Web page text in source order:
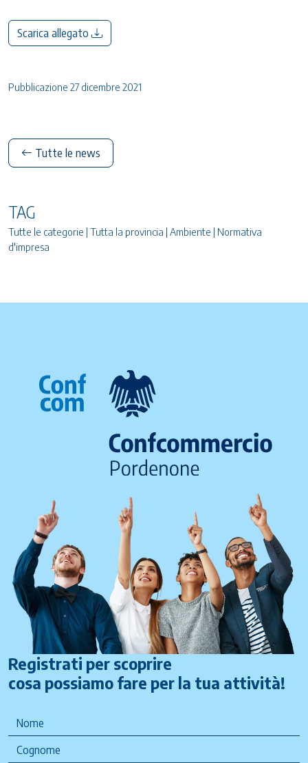
Scarica allegato
Pubblicazione 27 dicembre 2021
Tutte le news
TAG
Tutte le categorie | Tutta la provincia | Ambiente | Normativa
d'impresa
Registrati per scoprire
cosa possiamo fare per la tua attività!